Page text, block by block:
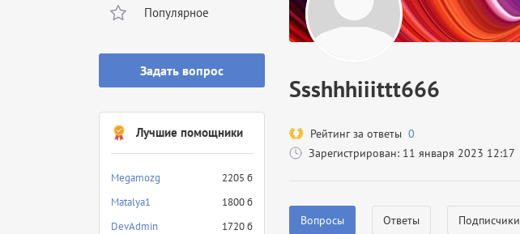
Популярное
Задать вопрос
Лучшие помощники
Megamozg
2205 б
Matalya1
1800 б
DevAdmin
1720 б
Ssshhhiiittt666
Рейтинг за ответы 0
Зарегистрирован: 11 января 2023 12:17
Вопросы Ответы Подписчики